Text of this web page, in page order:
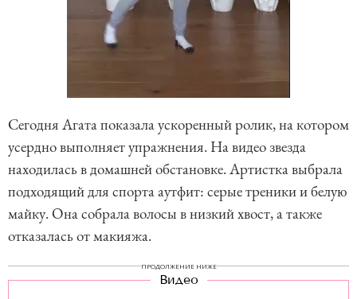
Сегодня Агата показала ускоренный ролик, на котором
усердно выполняет упражнения. На видео звезда
находилась в домашней обстановке. Артистка выбрала
подходящий для спорта аутфит: серые треники и белую
майку. Она собрала волосы в низкий хвост, а также
отказалась от макияжа.
ПРОДОЛЖЕНИЕ НИЖЕ
Видео